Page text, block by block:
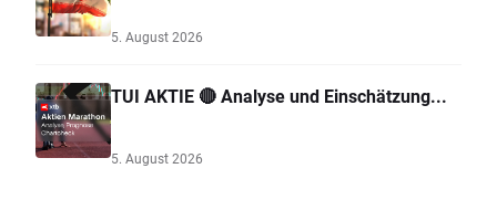
5. August 2026
TUI AKTIE 🔴 Analyse und Einschätzung...
5. August 2026